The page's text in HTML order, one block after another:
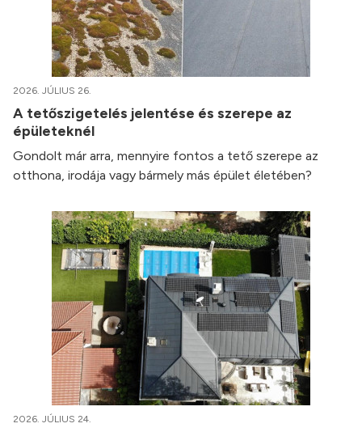
2026. JÚLIUS 26.
A tetőszigetelés jelentése és szerepe az
épületeknél
Gondolt már arra, mennyire fontos a tető szerepe az
otthona, irodája vagy bármely más épület életében?
2026. JÚLIUS 24.